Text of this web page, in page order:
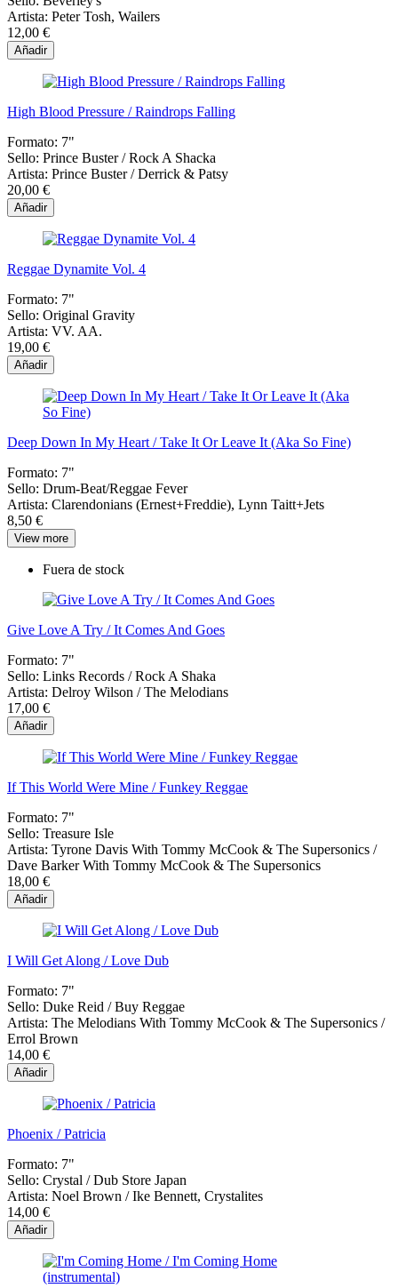
Artista: Peter Tosh, Wailers
12,00 €
Añadir
High Blood Pressure / Raindrops Falling
Formato: 7"
Sello: Prince Buster / Rock A Shacka
Artista: Prince Buster / Derrick & Patsy
20,00 €
Añadir
Reggae Dynamite Vol. 4
Formato: 7"
Sello: Original Gravity
Artista: VV. AA.
19,00 €
Añadir
Deep Down In My Heart / Take It Or Leave It (Aka So Fine)
Formato: 7"
Sello: Drum-Beat/Reggae Fever
Artista: Clarendonians (Ernest+Freddie), Lynn Taitt+Jets
8,50 €
View more
Fuera de stock
Give Love A Try / It Comes And Goes
Formato: 7"
Sello: Links Records / Rock A Shaka
Artista: Delroy Wilson / The Melodians
17,00 €
Añadir
If This World Were Mine / Funkey Reggae
Formato: 7"
Sello: Treasure Isle
Artista: Tyrone Davis With Tommy McCook & The Supersonics /
Dave Barker With Tommy McCook & The Supersonics
18,00 €
Añadir
I Will Get Along / Love Dub
Formato: 7"
Sello: Duke Reid / Buy Reggae
Artista: The Melodians With Tommy McCook & The Supersonics /
Errol Brown
14,00 €
Añadir
Phoenix / Patricia
Formato: 7"
Sello: Crystal / Dub Store Japan
Artista: Noel Brown / Ike Bennett, Crystalites
14,00 €
Añadir